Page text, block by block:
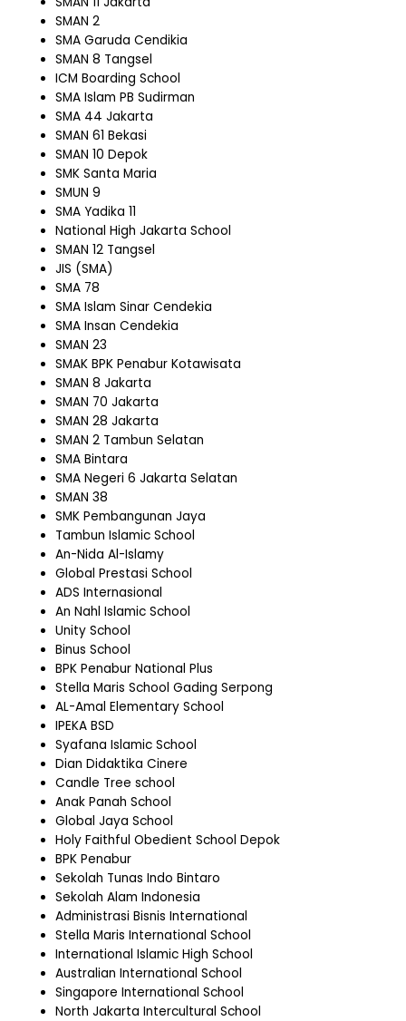
SMAN 2
SMA Garuda Cendikia
SMAN 8 Tangsel
ICM Boarding School
SMA Islam PB Sudirman
SMA 44 Jakarta
SMAN 61 Bekasi
SMAN 10 Depok
SMK Santa Maria
SMUN 9
SMA Yadika 11
National High Jakarta School
SMAN 12 Tangsel
JIS (SMA)
SMA 78
SMA Islam Sinar Cendekia
SMA Insan Cendekia
SMAN 23
SMAK BPK Penabur Kotawisata
SMAN 8 Jakarta
SMAN 70 Jakarta
SMAN 28 Jakarta
SMAN 2 Tambun Selatan
SMA Bintara
SMA Negeri 6 Jakarta Selatan
SMAN 38
SMK Pembangunan Jaya
Tambun Islamic School
An-Nida Al-Islamy
Global Prestasi School
ADS Internasional
An Nahl Islamic School
Unity School
Binus School
BPK Penabur National Plus
Stella Maris School Gading Serpong
AL-Amal Elementary School
IPEKA BSD
Syafana Islamic School
Dian Didaktika Cinere
Candle Tree school
Anak Panah School
Global Jaya School
Holy Faithful Obedient School Depok
BPK Penabur
Sekolah Tunas Indo Bintaro
Sekolah Alam Indonesia
Administrasi Bisnis International
Stella Maris International School
International Islamic High School
Australian International School
Singapore International School
North Jakarta Intercultural School